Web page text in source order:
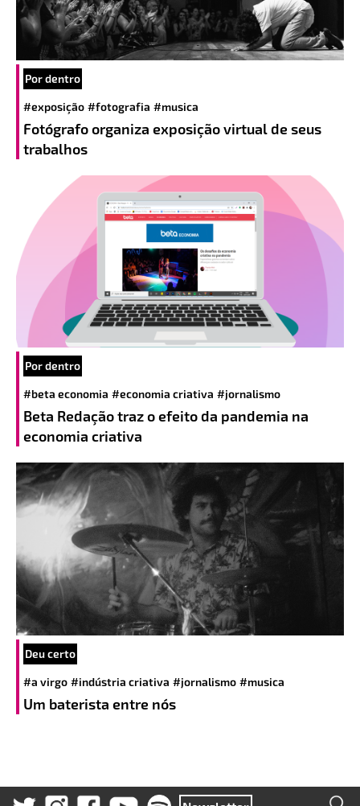
Por dentro
#exposição #fotografia #musica
Fotógrafo organiza exposição virtual de seus
trabalhos
Por dentro
#beta economia #economia criativa #jornalismo
Beta Redação traz o efeito da pandemia na
economia criativa
Deu certo
#a virgo #indústria criativa #jornalismo #musica
Um baterista entre nós